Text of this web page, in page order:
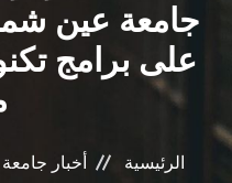
جامعة عين
على برامج
الرئيسية أخبار